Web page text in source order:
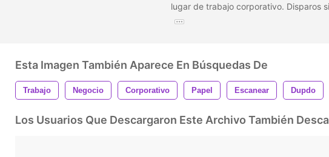
lugar de trabajo corporativo. Disparos
Esta Imagen También Aparece En Búsquedas De
Trabajo Negocio Corporativo Papel Escanear Dupdo
Los Usuarios Que Descargaron Este Archivo También